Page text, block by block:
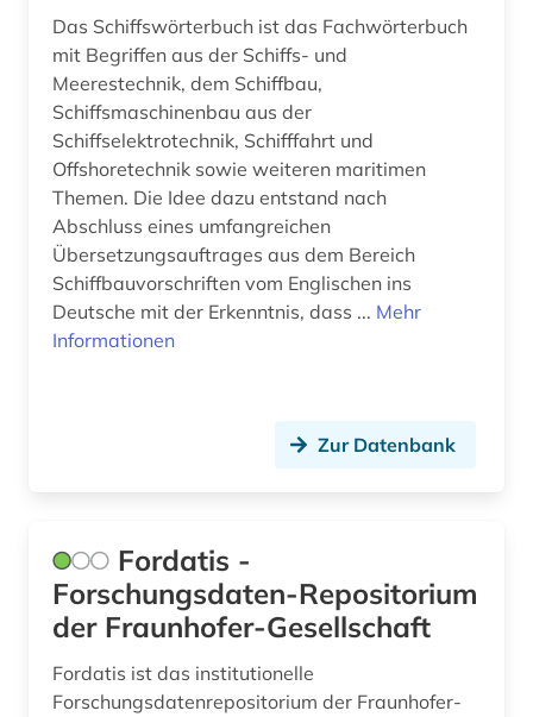
Das Schiffswörterbuch ist das Fachwörterbuch
mit Begriffen aus der Schiffs- und
Meerestechnik, dem Schiffbau,
Schiffsmaschinenbau aus der
Schiffselektrotechnik, Schifffahrt und
Offshoretechnik sowie weiteren maritimen
Themen. Die Idee dazu entstand nach
Abschluss eines umfangreichen
Übersetzungsauftrages aus dem Bereich
Schiffbauvorschriften vom Englischen ins
Deutsche mit der Erkenntnis, dass ... Mehr
Informationen
Zur Datenbank
Fordatis -
Forschungsdaten-Repositorium
der Fraunhofer-Gesellschaft
Fordatis ist das institutionelle
Forschungsdatenrepositorium der Fraunhofer-